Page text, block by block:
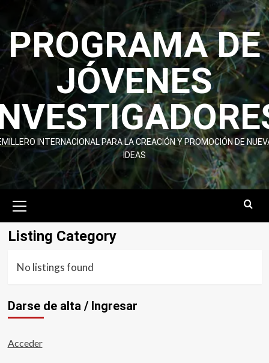
content
PROGRAMA DE
JÓVENES
INTERNACIONAL PARA LA CREACIÓN Y PROMOCIÓN DE
IDEAS
Menu
Listing Category
No listings found
Darse de alta / Ingresar
Acceder